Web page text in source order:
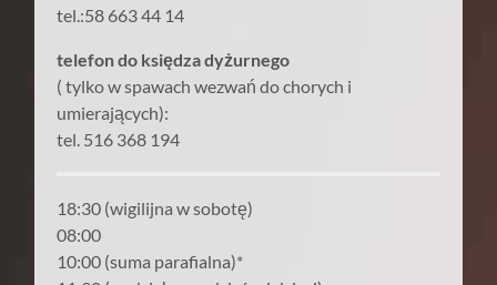
tel.:58 663 44 14
telefon do księdza dyżurnego
( tylko w spawach wezwań do chorych i
umierających):
tel. 516 368 194
18:30 (wigilijna w sobotę)
08:00
10:00 (suma parafialna)*